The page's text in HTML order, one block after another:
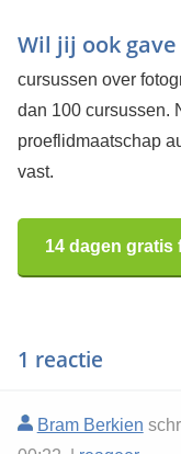
Wil jij ook
cursussen over
dan 100 cursussen.
proeflidmaatschap
vast.
14 dagen
1 reactie
Bram Berkien